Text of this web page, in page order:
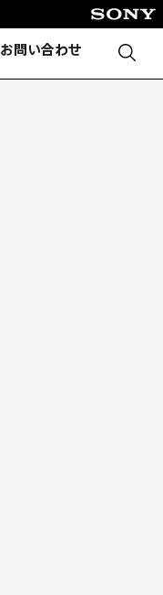
お問い合わせ